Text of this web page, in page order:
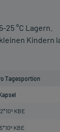
°C Lagern.
Kindern
Tagesportion
9 KBE
8 KBE